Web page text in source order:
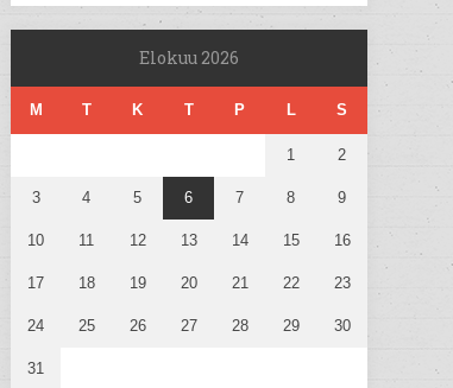
Elokuu 2026
M T K T P L S
1 2
3 4 5 6 7 8 9
10 11 12 13 14 15 16
17 18 19 20 21 22 23
24 25 26 27 28 29 30
31